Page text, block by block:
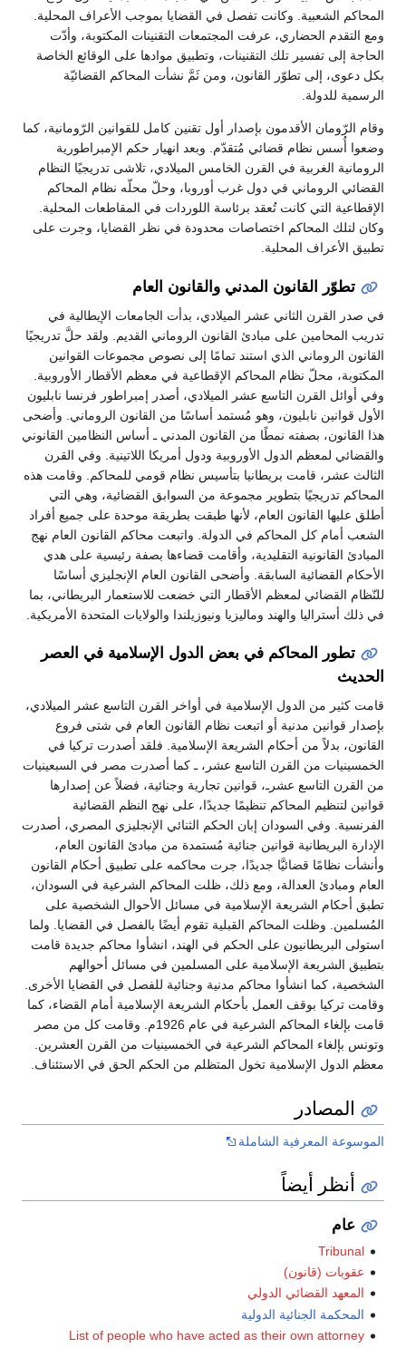
المحاكم الشعبية. وكانت تفصل في القضايا بموجب الأعراف المحلية.
ومع التقدم الحضاري، عرفت المجتمعات التقنينات المكتوبة، وأدّت
الحاجة إلى تفسير تلك التقنينات، وتطبيق موادها على الوقائع الخاصة
بكل دعوى، إلى تطوّر القانون، ومن ثَمَّ نشأت المحاكم القضائيّة
الرسمية للدولة.
وقام الرّومان الأقدمون بإصدار أول تقنين كامل للقوانين الرّومانية، كما
وضعوا أُسس نظام قضائي مُتقدّم. وبعد انهيار حكم الإمبراطورية
الرومانية الغربية في القرن الخامس الميلادي، تلاشى تدريجيًا النظام
القضائي الروماني في دول غرب أوروبا، وحلّ محلّه نظام المحاكم
الإقطاعية التي كانت تُعقد برئاسة اللوردات في المقاطعات المحلية.
وكان لتلك المحاكم اختصاصات محدودة في نظر القضايا، وجرت على
تطبيق الأعراف المحلية.
تطوّر القانون المدني والقانون العام
في صدر القرن الثاني عشر الميلادي، بدأت الجامعات الإيطالية في
تدريب المحامين على مبادئ القانون الروماني القديم. ولقد حلَّ تدريجيًا
القانون الروماني الذي استند تمامًا إلى نصوص مجموعات القوانين
المكتوبة، محلّ نظام المحاكم الإقطاعية في معظم الأقطار الأوروبية.
وفي أوائل القرن التاسع عشر الميلادي، أصدر إمبراطور فرنسا نابليون
الأول قوانين نابليون، وهو مُستمد أساسًا من القانون الروماني. وأضحى
هذا القانون، بصفته نمطًا من القانون المدني ـ أساس النظامين القانوني
والقضائي لمعظم الدول الأوروبية ودول أمريكا اللاتينية. وفي القرن
الثالث عشر، قامت بريطانيا بتأسيس نظام قومي للمحاكم. وقامت هذه
المحاكم تدريجيًا بتطوير مجموعة من السوابق القضائية، وهي التي
أطلق عليها القانون العام، لأنها طبقت بطريقة موحدة على جميع أفراد
الشعب أمام كل المحاكم في الدولة. واتبعت محاكم القانون العام نهج
المبادئ القانونية التقليدية، وأقامت قضاءها بصفة رئيسية على هدي
الأحكام القضائية السابقة. وأضحى القانون العام الإنجليزي أساسًا
للنّظام القضائي لمعظم الأقطار التي خضعت للاستعمار البريطاني، بما
في ذلك أستراليا والهند وماليزيا ونيوزيلندا والولايات المتحدة الأمريكية.
تطور المحاكم في بعض الدول الإسلامية في العصر
الحديث
قامت كثير من الدول الإسلامية في أواخر القرن التاسع عشر الميلادي،
بإصدار قوانين مدنية أو اتبعت نظام القانون العام في شتى فروع
القانون، بدلاً من أحكام الشريعة الإسلامية. فلقد أصدرت تركيا في
الخمسينيات من القرن التاسع عشر، ـ كما أصدرت مصر في السبعينيات
من القرن التاسع عشرـ، قوانين تجارية وجنائية، فضلاً عن إصدارها
قوانين لتنظيم المحاكم تنظيمًا جديدًا، على نهج النظم القضائية
الفرنسية. وفي السودان إبان الحكم الثنائي الإنجليزي المصري، أصدرت
الإدارة البريطانية قوانين جنائية مُستمدة من مبادئ القانون العام،
وأنشأت نظامًا قضائيَّا جديدًا، جرت محاكمه على تطبيق أحكام القانون
العام ومبادئ العدالة، ومع ذلك، ظلت المحاكم الشرعية في السودان،
تطبق أحكام الشريعة الإسلامية في مسائل الأحوال الشخصية على
المُسلمين. وظلت المحاكم القبلية تقوم أيضًا بالفصل في القضايا. ولما
استولى البريطانيون على الحكم في الهند، انشأوا محاكم جديدة قامت
بتطبيق الشريعة الإسلامية على المسلمين في مسائل أحوالهم
الشخصية، كما انشأوا محاكم مدنية وجنائية للفصل في القضايا الأخرى.
وقامت تركيا بوقف العمل بأحكام الشريعة الإسلامية أمام القضاء، كما
قامت بإلغاء المحاكم الشرعية في عام 1926م. وقامت كل من مصر
وتونس بإلغاء المحاكم الشرعية في الخمسينيات من القرن العشرين.
معظم الدول الإسلامية تخول المتظلم من الحكم الحق في الاستئناف.
المصادر
الموسوعة المعرفية الشاملة
أنظر أيضاً
عام
Tribunal
عقوبات (قانون)
المعهد القضائي الدولي
المحكمة الجنائية الدولية
List of people who have acted as their own attorney